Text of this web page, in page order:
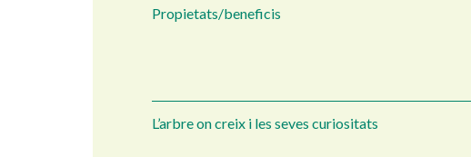
Propietats/beneficis
L’arbre on creix i les seves curiositats